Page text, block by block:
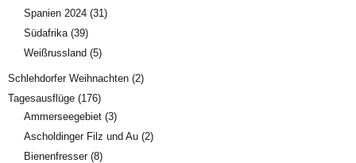
Spanien 2024 (31)
Südafrika (39)
Weißrussland (5)
Schlehdorfer Weihnachten (2)
Tagesausflüge (176)
Ammerseegebiet (3)
Ascholdinger Filz und Au (2)
Bienenfresser(8)